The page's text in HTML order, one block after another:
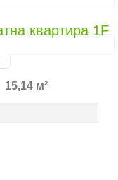
15,14 м²